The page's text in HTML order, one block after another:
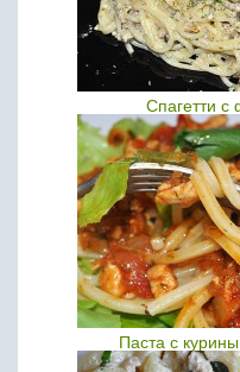
Спагетти
Паста с